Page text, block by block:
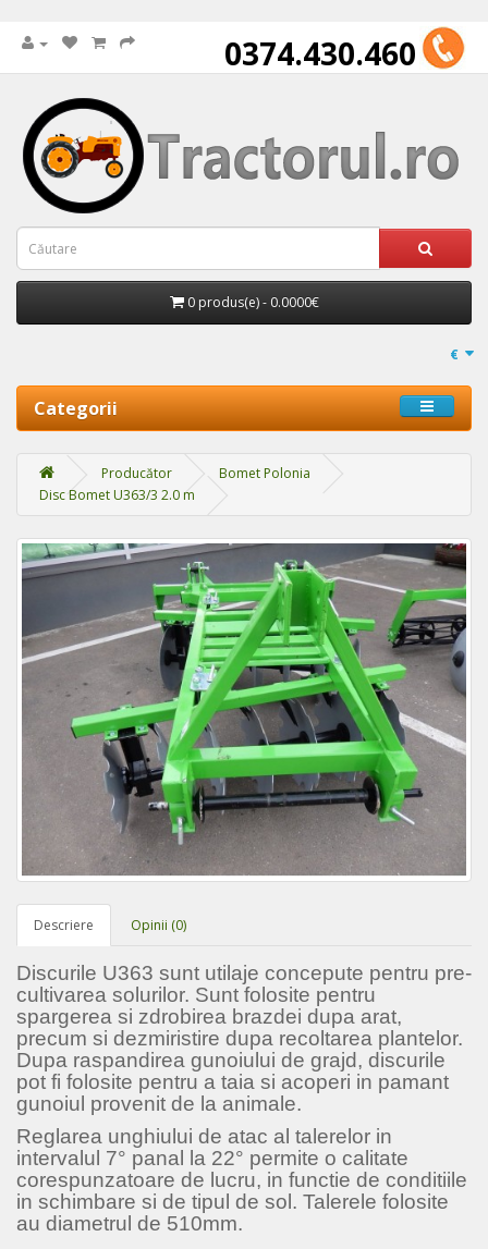
0374.430.460
0 produs(e) - 0.0000€
€
Categorii
Producător
Bomet Polonia
Disc Bomet U363/3 2.0 m
Descriere Opinii (0)
Discurile U363 sunt utilaje concepute pentru pre-
cultivarea solurilor. Sunt folosite pentru
spargerea si zdrobirea brazdei dupa arat,
precum si dezmiristire dupa recoltarea plantelor.
Dupa raspandirea gunoiului de grajd, discurile
pot fi folosite pentru a taia si acoperi in pamant
gunoiul provenit de la animale.
Reglarea unghiului de atac al talerelor in
intervalul 7° panal la 22° permite o calitate
corespunzatoare de lucru, in functie de conditiile
in schimbare si de tipul de sol. Talerele folosite
au diametrul de 510mm.